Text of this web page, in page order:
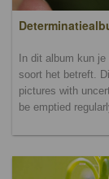
In dit album kun
soort het betreft.
pictures with
be emptied